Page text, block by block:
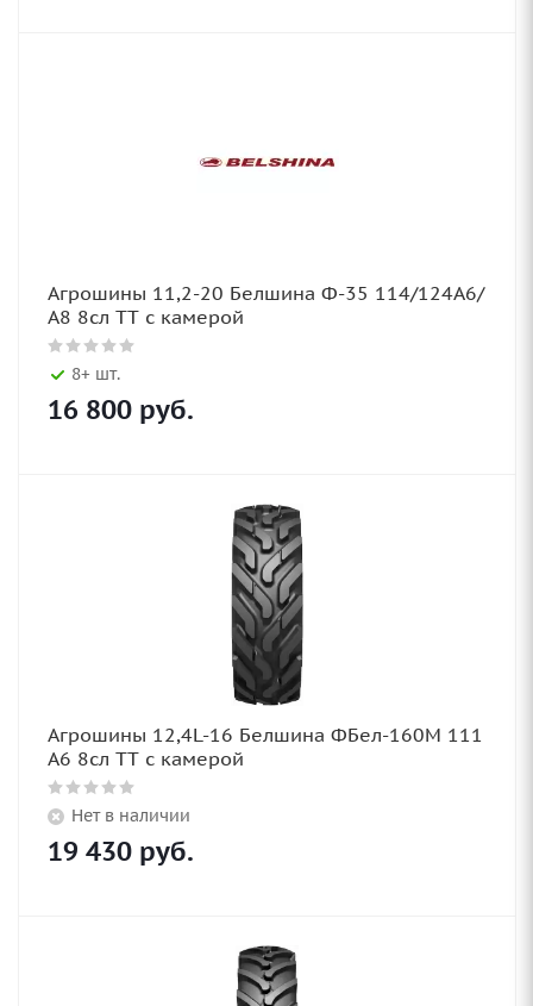
Агрошины 11,2-20 Белшина Ф-35 114/124А6/
А8 8сл TT с камерой
8+ шт.
16 800 руб.
Агрошины 12,4L-16 Белшина ФБел-160М 111
А6 8сл TT с камерой
Нет в наличии
19 430 руб.